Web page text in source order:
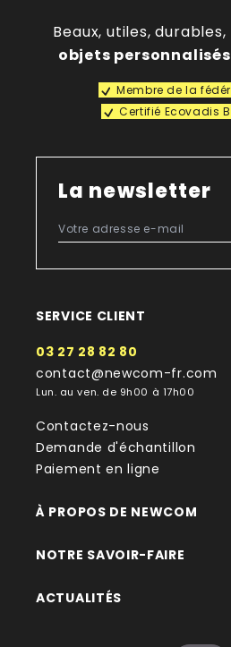
Beaux, utiles, durables,
objets personnalisés
Membre de la
Certifié Ecovadis
La newsletter
SERVICE CLIENT
03 27 28 82 80
contact@newcom-fr.com
Lun. au ven. de 9h00 à 17h00
Contactez-nous
Demande d'échantillon
Paiement en ligne
À PROPOS DE NEWCOM
NOTRE SAVOIR-FAIRE
ACTUALITÉS